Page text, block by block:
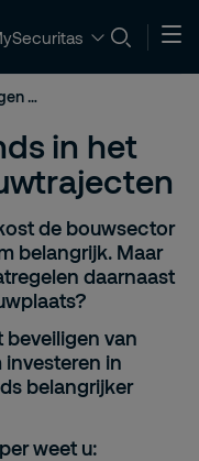
Whitepaper: Trends in het beveiligen van bouwtrajecten
in het
de bouwsector
belangrijk. Maar
daarnaast
beveiligen van
investeren in
belangrijker
weet u: